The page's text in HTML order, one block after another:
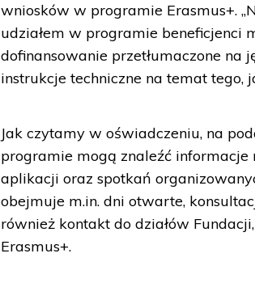
wniosków w programie Erasmus+.
udziałem w programie beneficjenci
dofinansowanie przetłumaczone na
instrukcje techniczne na temat tego,
Jak czytamy w oświadczeniu, na
programie mogą znaleźć
aplikacji oraz spotkań
obejmuje m.in. dni otwarte,
również kontakt do działów
Erasmus+.